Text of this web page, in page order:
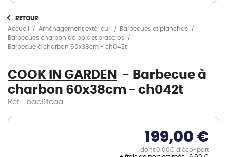
RETOUR
Accueil
Aménagement extérieur
Barbecues et planchas
Barbecues charbon de bois et braseros
Barbecue à charbon 60x38cm - ch042t
COOK IN GARDEN
Barbecue à
charbon 60x38cm - ch042t
Réf. : bac6fcaa
199,00 €
dont 0.00€ d’éco-part